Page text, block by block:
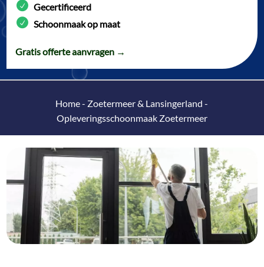
Gecertificeerd
Schoonmaak op maat
Gratis offerte aanvragen →
Home- Zoetermeer & Lansingerland -
Opleveringsschoonmaak Zoetermeer